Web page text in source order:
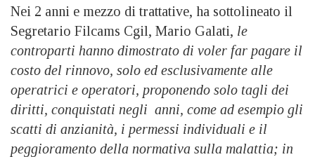
Nei 2 anni e mezzo di trattative, ha sottolineato il
Segretario Filcams Cgil, Mario Galati, le
controparti hanno dimostrato di voler far pagare il
costo del rinnovo, solo ed esclusivamente alle
operatrici e operatori, proponendo solo tagli dei
diritti, conquistati negli anni, come ad esempio gli
scatti di anzianità, i permessi individuali e il
peggioramento della normativa sulla malattia; in